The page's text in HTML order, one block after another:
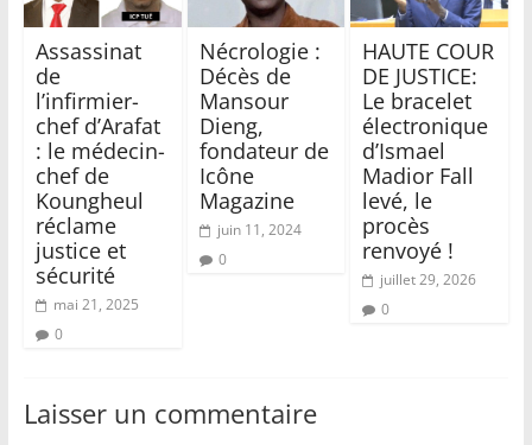
Assassinat
de
l’infirmier-
chef d’Arafat
: le médecin-
chef de
Koungheul
réclame
justice et
sécurité
mai 21, 2025
0
Nécrologie :
Décès de
Mansour
Dieng,
fondateur de
Icône
Magazine
juin 11, 2024
0
HAUTE COUR
DE JUSTICE:
Le bracelet
électronique
d’Ismael
Madior Fall
levé, le
procès
renvoyé !
juillet 29, 2026
0
Laisser un commentaire